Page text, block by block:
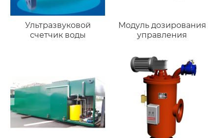
Ультразвуковой
счетчик воды
Модуль дозирования
управления